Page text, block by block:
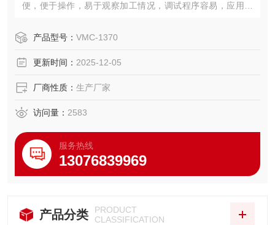
便，便于操作，易于观察加工情况，调试程序容易，应用广
产品型号： VMC-1370
更新时间： 2025-12-05
厂商性质： 生产厂家
访问量： 2583
服务热线
13076839969
产品分类
PRODUCT
CLASSIFICATION